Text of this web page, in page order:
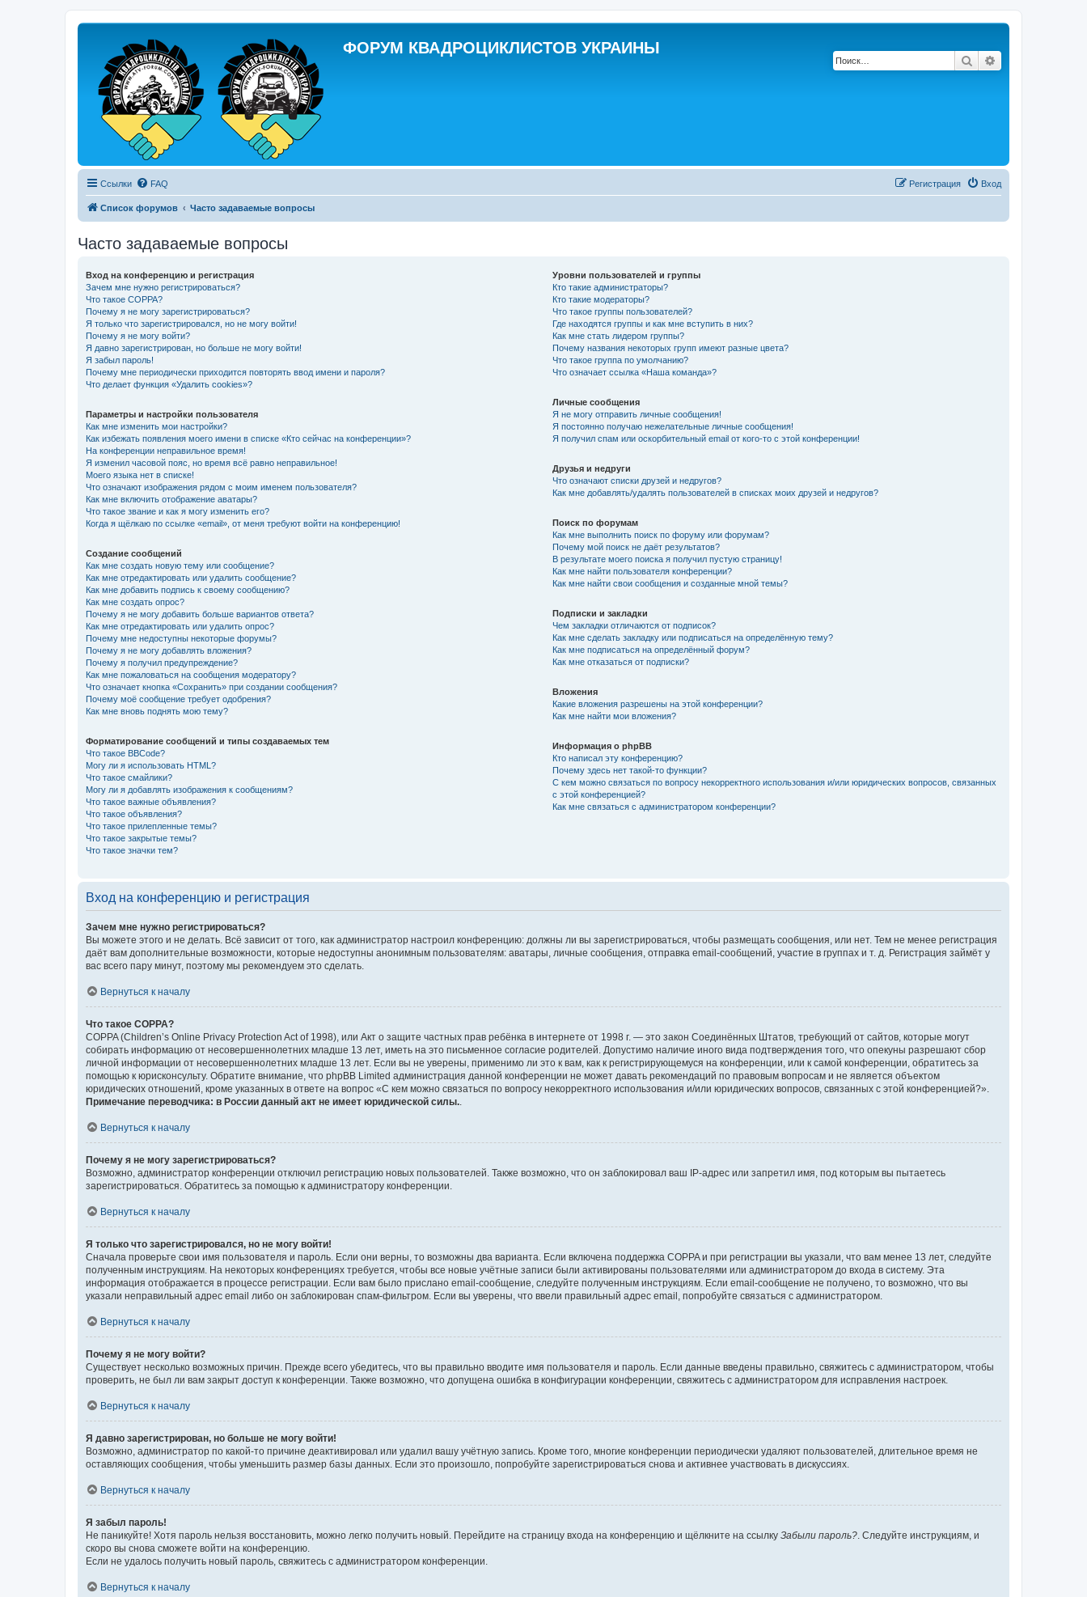
ФОРУМ КВАДРОЦИКЛИСТОВ УКРАИНЫ
Поиск
Ссылки FAQ Вход
Регистрация
Список форумов Часто задаваемые вопросы
Часто задаваемые вопросы
Вход на конференцию и регистрация
Зачем мне нужно регистрироваться?
Что такое COPPA?
Почему я не могу зарегистрироваться?
Я только что зарегистрировался, но не могу войти!
Почему я не могу войти?
Я давно зарегистрирован, но больше не могу войти!
Я забыл пароль!
Почему мне периодически приходится повторять ввод имени и пароля?
Что делает функция «Удалить cookies»?
Параметры и настройки пользователя
Как мне изменить мои настройки?
Как избежать появления моего имени в списке «Кто сейчас на конференции»?
На конференции неправильное время!
Я изменил часовой пояс, но время всё равно неправильное!
Моего языка нет в списке!
Что означают изображения рядом с моим именем пользователя?
Как мне включить отображение аватары?
Что такое звание и как я могу изменить его?
Когда я щёлкаю по ссылке «email», от меня требуют войти на конференцию!
Создание сообщений
Как мне создать новую тему или сообщение?
Как мне отредактировать или удалить сообщение?
Как мне добавить подпись к своему сообщению?
Как мне создать опрос?
Почему я не могу добавить больше вариантов ответа?
Как мне отредактировать или удалить опрос?
Почему мне недоступны некоторые форумы?
Почему я не могу добавлять вложения?
Почему я получил предупреждение?
Как мне пожаловаться на сообщения модератору?
Что означает кнопка «Сохранить» при создании сообщения?
Почему моё сообщение требует одобрения?
Как мне вновь поднять мою тему?
Форматирование сообщений и типы создаваемых тем
Что такое BBCode?
Могу ли я использовать HTML?
Что такое смайлики?
Могу ли я добавлять изображения к сообщениям?
Что такое важные объявления?
Что такое объявления?
Что такое прилепленные темы?
Что такое закрытые темы?
Что такое значки тем?
Уровни пользователей и группы
Кто такие администраторы?
Кто такие модераторы?
Что такое группы пользователей?
Где находятся группы и как мне вступить в них?
Как мне стать лидером группы?
Почему названия некоторых групп имеют разные цвета?
Что такое группа по умолчанию?
Что означает ссылка «Наша команда»?
Личные сообщения
Я не могу отправить личные сообщения!
Я постоянно получаю нежелательные личные сообщения!
Я получил спам или оскорбительный email от кого-то с этой конференции!
Друзья и недруги
Что означают списки друзей и недругов?
Как мне добавлять/удалять пользователей в списках моих друзей и недругов?
Поиск по форумам
Как мне выполнить поиск по форуму или форумам?
Почему мой поиск не даёт результатов?
В результате моего поиска я получил пустую страницу!
Как мне найти пользователя конференции?
Как мне найти свои сообщения и созданные мной темы?
Подписки и закладки
Чем закладки отличаются от подписок?
Как мне сделать закладку или подписаться на определённую тему?
Как мне подписаться на определённый форум?
Как мне отказаться от подписки?
Вложения
Какие вложения разрешены на этой конференции?
Как мне найти мои вложения?
Информация о phpBB
Кто написал эту конференцию?
Почему здесь нет такой-то функции?
С кем можно связаться по вопросу некорректного использования и/или юридических вопросов, связанных
с этой конференцией?
Как мне связаться с администратором конференции?
Вход на конференцию и регистрация
Зачем мне нужно регистрироваться?
Вы можете этого и не делать. Всё зависит от того, как администратор настроил конференцию: должны ли вы зарегистрироваться, чтобы размещать сообщения, или нет. Тем не менее регистрация
даёт вам дополнительные возможности, которые недоступны анонимным пользователям: аватары, личные сообщения, отправка email-сообщений, участие в группах и т. д. Регистрация займёт у
вас всего пару минут, поэтому мы рекомендуем это сделать.
Вернуться к началу
Что такое COPPA?
COPPA (Children’s Online Privacy Protection Act of 1998), или Акт о защите частных прав ребёнка в интернете от 1998 г. — это закон Соединённых Штатов, требующий от сайтов, которые могут
собирать информацию от несовершеннолетних младше 13 лет, иметь на это письменное согласие родителей. Допустимо наличие иного вида подтверждения того, что опекуны разрешают сбор
личной информации от несовершеннолетних младше 13 лет. Если вы не уверены, применимо ли это к вам, как к регистрирующемуся на конференции, или к самой конференции, обратитесь за
помощью к юрисконсульту. Обратите внимание, что phpBB Limited администрация данной конференции не может давать рекомендаций по правовым вопросам и не является объектом
юридических отношений, кроме указанных в ответе на вопрос «С кем можно связаться по вопросу некорректного использования и/или юридических вопросов, связанных с этой конференцией?».
Примечание переводчика: в России данный акт не имеет юридической силы..
Вернуться к началу
Почему я не могу зарегистрироваться?
Возможно, администратор конференции отключил регистрацию новых пользователей. Также возможно, что он заблокировал ваш IP-адрес или запретил имя, под которым вы пытаетесь
зарегистрироваться. Обратитесь за помощью к администратору конференции.
Вернуться к началу
Я только что зарегистрировался, но не могу войти!
Сначала проверьте свои имя пользователя и пароль. Если они верны, то возможны два варианта. Если включена поддержка COPPA и при регистрации вы указали, что вам менее 13 лет, следуйте
полученным инструкциям. На некоторых конференциях требуется, чтобы все новые учётные записи были активированы пользователями или администратором до входа в систему. Эта
информация отображается в процессе регистрации. Если вам было прислано email-сообщение, следуйте полученным инструкциям. Если email-сообщение не получено, то возможно, что вы
указали неправильный адрес email либо он заблокирован спам-фильтром. Если вы уверены, что ввели правильный адрес email, попробуйте связаться с администратором.
Вернуться к началу
Почему я не могу войти?
Существует несколько возможных причин. Прежде всего убедитесь, что вы правильно вводите имя пользователя и пароль. Если данные введены правильно, свяжитесь с администратором, чтобы
проверить, не был ли вам закрыт доступ к конференции. Также возможно, что допущена ошибка в конфигурации конференции, свяжитесь с администратором для исправления настроек.
Вернуться к началу
Я давно зарегистрирован, но больше не могу войти!
Возможно, администратор по какой-то причине деактивировал или удалил вашу учётную запись. Кроме того, многие конференции периодически удаляют пользователей, длительное время не
оставляющих сообщения, чтобы уменьшить размер базы данных. Если это произошло, попробуйте зарегистрироваться снова и активнее участвовать в дискуссиях.
Вернуться к началу
Я забыл пароль!
Не паникуйте! Хотя пароль нельзя восстановить, можно легко получить новый. Перейдите на страницу входа на конференцию и щёлкните на ссылку Забыли пароль?. Следуйте инструкциям, и
скоро вы снова сможете войти на конференцию.
Если не удалось получить новый пароль, свяжитесь с администратором конференции.
Вернуться к началу